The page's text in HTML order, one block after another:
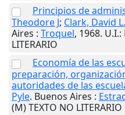
Principios de
Theodore J; Clark, David L.
Aires : Troquel, 1968. U.I.:
LITERARIO
Economía de las
preparación,
autoridades de las
Pyle. Buenos Aires :
(M) TEXTO NO LITERARIO